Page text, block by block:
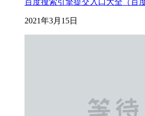
百度搜索引擎提交入口大全（百
2021年3月15日